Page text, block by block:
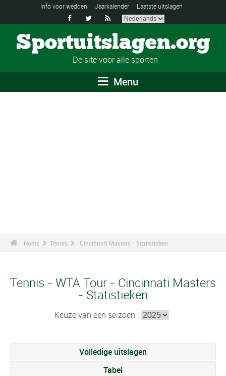
Info voor wedden Jaarkalender Laatste uitslagen
  
Sportuitslagen.org
De site voor alle sporten
Menu
Home Tennis Cincinnati Masters - Statistieken
Tennis - WTA Tour - Cincinnati Masters
- Statistieken
Keuze van een seizoen :
Volledige uitslagen
Tabel